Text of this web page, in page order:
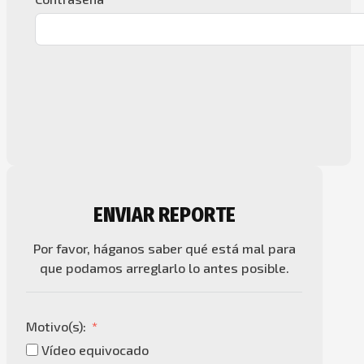
ENVIAR REPORTE
Por favor, háganos saber qué está mal para
que podamos arreglarlo lo antes posible.
Motivo(s):
Vídeo equivocado